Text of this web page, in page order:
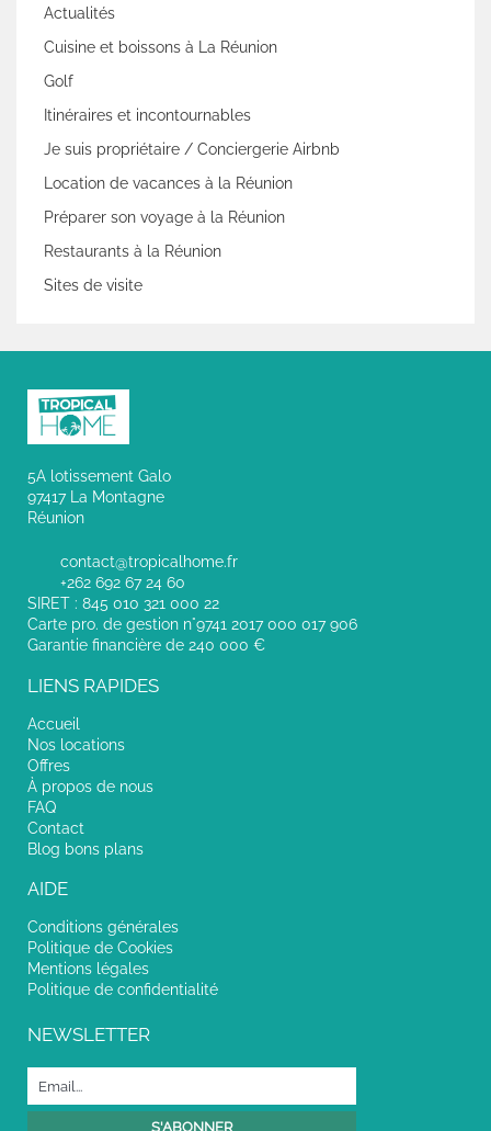
Actualités
Cuisine et boissons à La Réunion
Golf
Itinéraires et incontournables
Je suis propriétaire / Conciergerie Airbnb
Location de vacances à la Réunion
Préparer son voyage à la Réunion
Restaurants à la Réunion
Sites de visite
5A lotissement Galo
97417 La Montagne
Réunion
contact@tropicalhome.fr
+262 692 67 24 60
SIRET : 845 010 321 000 22
Carte pro. de gestion n°9741 2017 000 017 906
Garantie financière de 240 000 €
LIENS RAPIDES
Accueil
Nos locations
Offres
À propos de nous
FAQ
Contact
Blog bons plans
AIDE
Conditions générales
Politique de Cookies
Mentions légales
Politique de confidentialité
NEWSLETTER